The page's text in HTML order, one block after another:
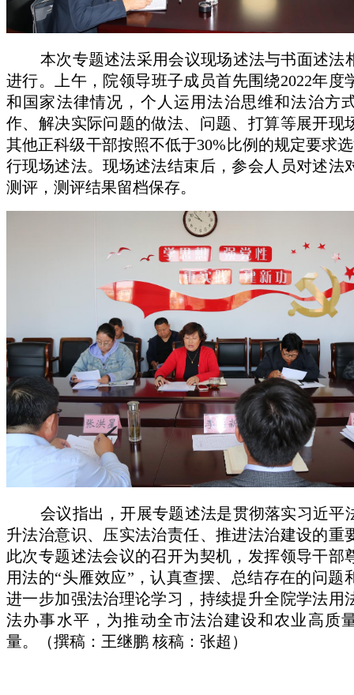
本次专题述法采用会议现场述法与书面述法
进行。上午，院领导班子成员首先围绕2022年度
和国家法律情况，个人运用法治思维和法治方
作、解决实际问题的做法、问题、打算等展开现
其他正科级干部按照不低于30%比例的规定要求
行现场述法。现场述法结束后，参会人员对述法
测评，测评结果留档保存。
会议指出，开展专题述法是贯彻落实习近平
升法治意识、压实法治责任、推进法治建设的重
此次专题述法会议的召开为契机，发挥领导干部
用法的“头雁效应”，认真查摆、总结存在的问题
进一步加强法治理论学习，持续提升全院学法用
法办事水平，为推动全市法治建设和农业高质
量。（撰稿：王继鹏 核稿：张超）